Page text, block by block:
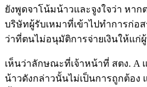
ยังพูดจาโน้มน้าวและจูงใจว่า หาก
บริษัทผู้รับเหมาที่เข้าไปทำการก่อ
ว่าที่ตนไม่อนุมัติการจ่ายเงินให้แ
เห็นว่าลักษณะที่เจ้าหน้าที่ สตง. A
น้าวดังกล่าวนั้นไม่เป็นการถูกต้อง